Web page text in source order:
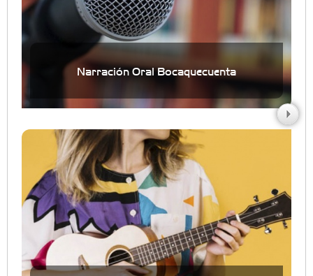
Narración Oral Bocaquecuenta